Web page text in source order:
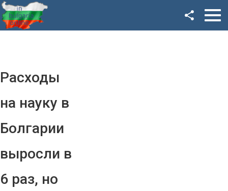
Расходы
на науку в
Болгарии
выросли в
6 раз, но